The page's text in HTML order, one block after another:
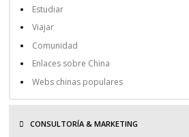
Estudiar
Viajar
Comunidad
Enlaces sobre China
Webs chinas populares
CONSULTORÍA & MARKETING